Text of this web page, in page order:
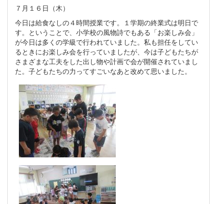
７月１６日（木）
今日は給食なしの４時間授業です。１学期の終業式は明日で
す。ということで、小学校の風物詩でもある「お楽しみ会」
が今日は多くの学級で行われていました。私も担任をしてい
るときにお楽しみ会を行っていましたが、今は子どもたちが
さまざまな工夫をした出し物や計画で会が開催されていまし
た。子どもたちの力ってすごいなあと改めて思いました。